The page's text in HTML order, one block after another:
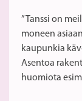
”Tanssi on
moneen
kaupunkia
Asentoa
huomiota